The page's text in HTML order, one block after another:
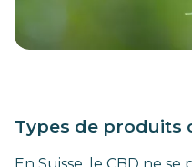
Types de produits
En Suisse, le CBD ne